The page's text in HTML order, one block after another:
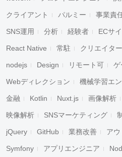
クライアント パルミー 事業責
SNS運用 分析 経験者 ECサ
React Native 常駐 クリエイター
nodejs Design リモート可 ゲ
Webディレクション 機械学習エ
金融 Kotlin Nuxt.js 画像解析
映像解析 SNSマーケティング
jQuery GitHub 業務改善 ア
Symfony アプリエンジニア